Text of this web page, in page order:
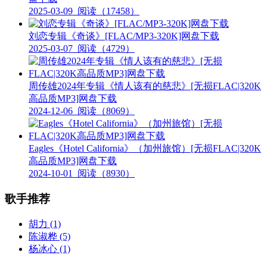
2025-03-09 阅读（17458）
刘恋专辑《奇谈》[FLAC/MP3-320K]网盘下载
2025-03-07 阅读（4729）
周传雄2024年专辑《情人该有的慈悲》[无损FLAC|320K
高品质MP3]网盘下载
2024-12-06 阅读（8069）
Eagles《Hotel California》（加州旅馆）[无损FLAC|320K
高品质MP3]网盘下载
2024-10-01 阅读（8930）
歌手推荐
胡力 (1)
陈淑桦 (5)
杨冰心 (1)